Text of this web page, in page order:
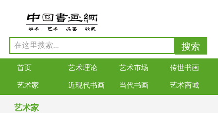
首页 艺术理论 艺术市场 传世书画
艺术家 近现代书画 当代书画 艺术商城
艺术家